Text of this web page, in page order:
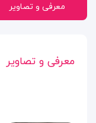
معرفی و تصاویر
معرفی و تصاویر